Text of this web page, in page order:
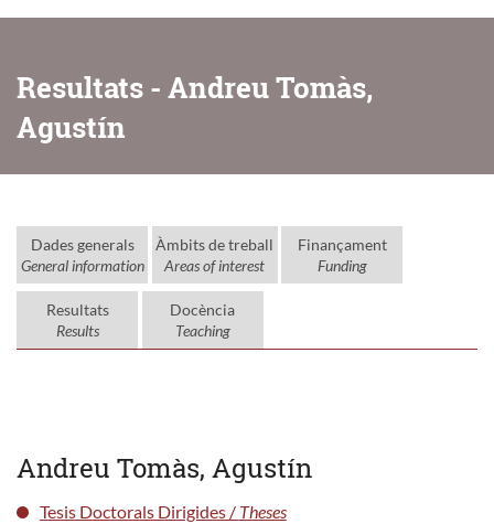
Resultats - Andreu Tomàs,
Agustín
Dades generals
General information
Àmbits de treball
Areas of interest
Finançament
Funding
Resultats
Results
Docència
Teaching
Andreu Tomàs, Agustín
Tesis Doctorals Dirigides / Theses